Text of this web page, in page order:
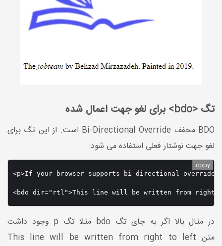
تگ <bdo> برای لغو جهت اعمال شده
BDO مخفف Bi-Directional Override است. از این تگ برای
لغو جهت نوشتار فعلی استفاده می شود:
<p>If your browser supports bi-directional
<bdo dir="rtl">This line will be written from right
copy
در مثال بالا اگر به جای تگ bdo مثلا تگ p وجود داشت
متن This line will be written from right to left